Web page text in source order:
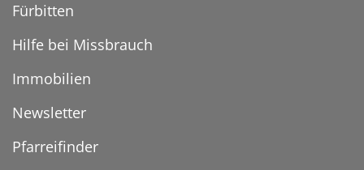
Fürbitten
Hilfe bei Missbrauch
Immobilien
Newsletter
Pfarreifinder